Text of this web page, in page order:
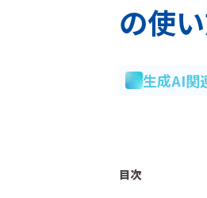
の使
生成AI関
目次